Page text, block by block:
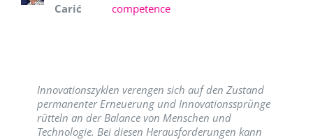
Carić
competence
Innovationszyklen verengen sich auf den Zustand
permanenter Erneuerung und Innovationssprünge
rütteln an der Balance von Menschen und
Technologie. Bei diesen Herausforderungen kann